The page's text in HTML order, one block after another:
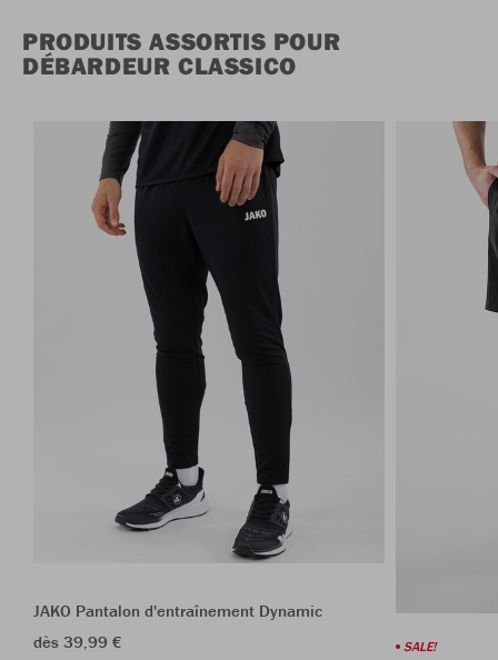
PRODUITS ASSORTIS POUR
DÉBARDEUR CLASSICO
JAKO Pantalon d'entraînement Dynamic
dès 39,99 €
SALE!